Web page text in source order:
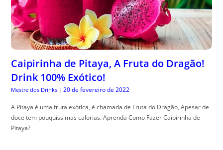
Caipirinha de Pitaya, A Fruta do Dragão!
Drink 100% Exótico!
Mestre dos Drinks | 20 de fevereiro de 2022
A Pitaya é uma fruta exótica, é chamada de Fruta do Dragão, Apesar de
doce tem pouquíssimas calorias. Aprenda Como Fazer Caipirinha de
Pitaya?